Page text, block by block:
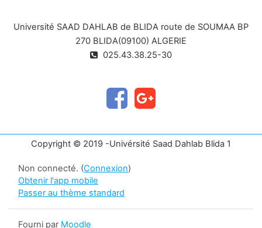
Université SAAD DAHLAB de BLIDA route de SOUMAA BP
270 BLIDA(09100) ALGERIE
025.43.38.25-30
Copyright © 2019 -Univérsité Saad Dahlab Blida 1
Non connecté. (Connexion)
Obtenir l'app mobile
Passer au thème standard
Fourni par Moodle